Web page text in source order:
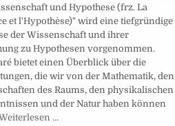
und Hypothese (frz. La
et l'Hypothèse)" wird eine tiefgründige
der Wissenschaft und ihrer
zu Hypothesen vorgenommen.
bietet einen Überblick über die
die wir von der Mathematik, den
des Raums, den physikalischen
und der Natur haben können
…